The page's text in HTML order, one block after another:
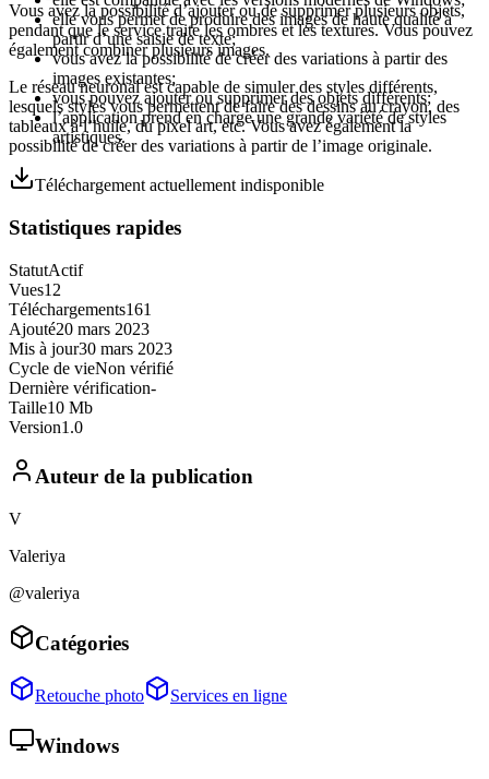
Vous avez la possibilité d’ajouter ou de supprimer plusieurs objets,
pendant que le service traite les ombres et les textures. Vous pouvez
également combiner plusieurs images.
Le réseau neuronal est capable de simuler des styles différents,
lesquels styles vous permettent de faire des dessins au crayon, des
tableaux à l’huile, du pixel art, etc. Vous avez également la
possibilité de créer des variations à partir de l’image originale.
elle vous permet de produire des images de haute qualité à
partir d’une saisie de texte;
vous avez la possibilité de créer des variations à partir des
images existantes;
vous pouvez ajouter ou supprimer des objets différents;
l’application prend en charge une grande variété de styles
artistiques.
Téléchargement actuellement indisponible
Statistiques rapides
StatutActif
Vues12
Téléchargements161
Ajouté20 mars 2023
Mis à jour30 mars 2023
Cycle de vieNon vérifié
Dernière vérification-
Taille10 Mb
Version1.0
Auteur de la publication
V
Valeriya
@valeriya
Catégories
Retouche photo Services en ligne
Windows